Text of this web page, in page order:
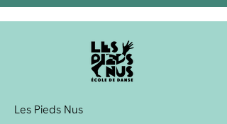
Les Pieds Nus